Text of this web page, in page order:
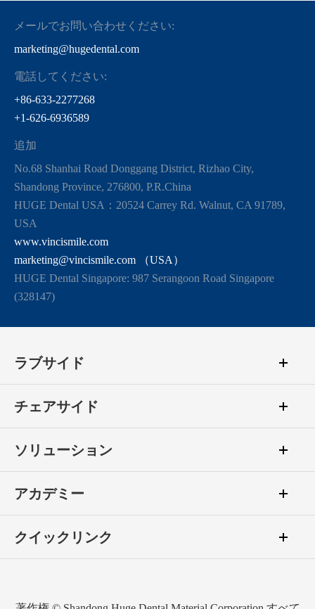
メールでお問い合わせください:
marketing@hugedental.com
電話してください:
+86-633-2277268
+1-626-6936589
追加
No.68 Shanhai Road Donggang District, Rizhao City,
Shandong Province, 276800, P.R.China
HUGE Dental USA：20524 Carrey Rd. Walnut, CA 91789,
USA
www.vincismile.com
marketing@vincismile.com （USA）
HUGE Dental Singapore: 987 Serangoon Road Singapore
(328147)
ラブサイド
チェアサイド
ソリューション
アカデミー
クイックリンク